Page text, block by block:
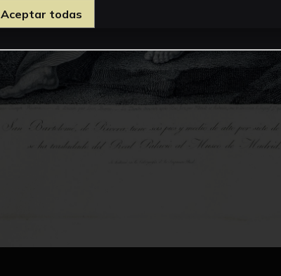
Aceptar todas